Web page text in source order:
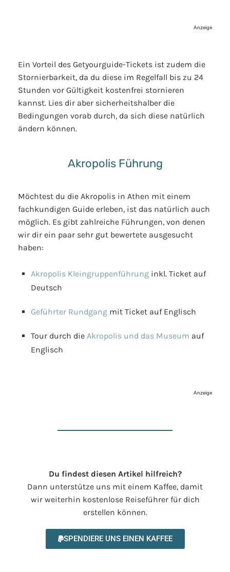
Anzeige
Ein Vorteil des Getyourguide-Tickets ist zudem die
Stornierbarkeit, da du diese im Regelfall bis zu 24
Stunden vor Gültigkeit kostenfrei stornieren
kannst. Lies dir aber sicherheitshalber die
Bedingungen vorab durch, da sich diese natürlich
ändern können.
Akropolis Führung
Möchtest du die Akropolis in Athen mit einem
fachkundigen Guide erleben, ist das natürlich auch
möglich. Es gibt zahlreiche Führungen, von denen
wir dir ein paar sehr gut bewertete ausgesucht
haben:
Akropolis Kleingruppenführung inkl. Ticket auf
Deutsch
Geführter Rundgang mit Ticket auf Englisch
Tour durch die Akropolis und das Museum auf
Englisch
Anzeige
Du findest diesen Artikel hilfreich?
Dann unterstütze uns mit einem Kaffee, damit
wir weiterhin kostenlose Reiseführer für dich
erstellen können.
SPENDIERE UNS EINEN KAFFEE